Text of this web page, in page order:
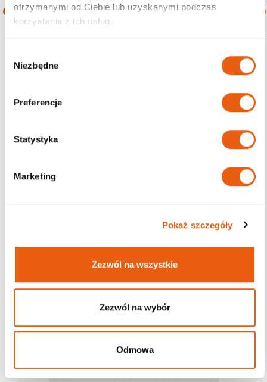
otrzymanymi od Ciebie lub uzyskanymi podczas
korzystania z ich usług.
Niezbędne
Preferencje
Statystyka
Marketing
Pokaż szczegóły
Zezwól na wszystkie
Zezwól na wybór
Odmowa
min.
maks.
Cena: